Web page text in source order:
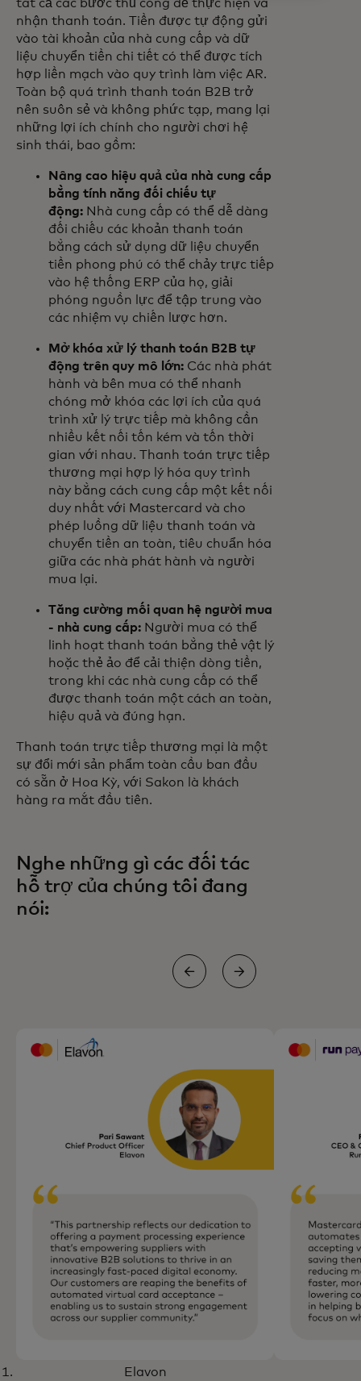
tất cả các bước thủ công để thực hiện và
nhận thanh toán. Tiền được tự động gửi
vào tài khoản của nhà cung cấp và dữ
liệu chuyển tiền chi tiết có thể được tích
hợp liền mạch vào quy trình làm việc AR.
Toàn bộ quá trình thanh toán B2B trở
nên suôn sẻ và không phức tạp, mang lại
những lợi ích chính cho người chơi hệ
sinh thái, bao gồm:
Nâng cao hiệu quả của nhà cung cấp
bằng tính năng đối chiếu tự
động: Nhà cung cấp có thể dễ dàng
đối chiếu các khoản thanh toán
bằng cách sử dụng dữ liệu chuyển
tiền phong phú có thể chảy trực tiếp
vào hệ thống ERP của họ, giải
phóng nguồn lực để tập trung vào
các nhiệm vụ chiến lược hơn.
Mở khóa xử lý thanh toán B2B tự
động trên quy mô lớn: Các nhà phát
hành và bên mua có thể nhanh
chóng mở khóa các lợi ích của quá
trình xử lý trực tiếp mà không cần
nhiều kết nối tốn kém và tốn thời
gian với nhau. Thanh toán trực tiếp
thương mại hợp lý hóa quy trình
này bằng cách cung cấp một kết nối
duy nhất với Mastercard và cho
phép luồng dữ liệu thanh toán và
chuyển tiền an toàn, tiêu chuẩn hóa
giữa các nhà phát hành và người
mua lại.
Tăng cường mối quan hệ người mua
- nhà cung cấp: Người mua có thể
linh hoạt thanh toán bằng thẻ vật lý
hoặc thẻ ảo để cải thiện dòng tiền,
trong khi các nhà cung cấp có thể
được thanh toán một cách an toàn,
hiệu quả và đúng hạn.
Thanh toán trực tiếp thương mại là một
sự đổi mới sản phẩm toàn cầu ban đầu
có sẵn ở Hoa Kỳ, với Sakon là khách
hàng ra mắt đầu tiên.
Nghe những gì các đối tác
hỗ trợ của chúng tôi đang
nói:
Elavon